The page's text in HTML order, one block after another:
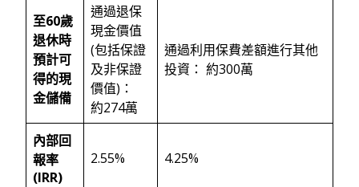
至60歲
退休時
預計可
得的現
金儲備
通過退保
現金價值
(包括保證
及非保證
價值)：
約274萬
通過利用保費差額進行其他
投資： 約300萬
內部回
報率
(IRR)
2.55% 4.25%